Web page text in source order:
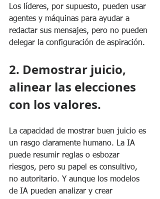
Los líderes, por supuesto, pueden usar
agentes y máquinas para ayudar a
redactar sus mensajes, pero no pueden
delegar la configuración de aspiración.
2. Demostrar juicio,
alinear las elecciones
con los valores.
La capacidad de mostrar buen juicio es
un rasgo claramente humano. La IA
puede resumir reglas o esbozar
riesgos, pero su papel es consultivo,
no autoritario. Y aunque los modelos
de IA pueden analizar y crear